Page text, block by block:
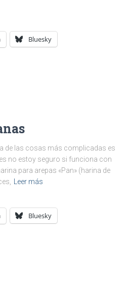
Bluesky
de las cosas más complicadas es
no estoy seguro si funciona con
para arepas «Pan» (harina de
Leer más
Bluesky